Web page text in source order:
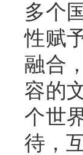
多个
性赋
融合
容的
个世
待，